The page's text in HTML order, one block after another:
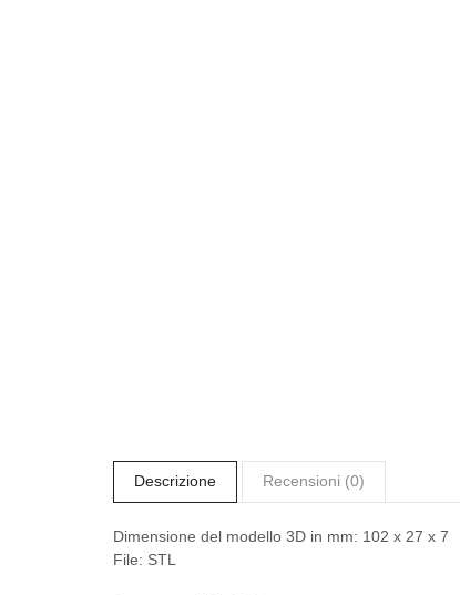
Descrizione Recensioni (0)
Dimensione del modello 3D in mm: 102 x 27 x 7
File: STL